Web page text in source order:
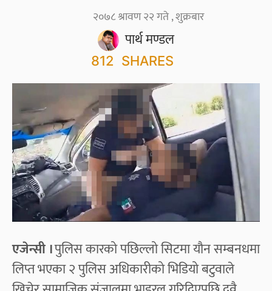
पार्थ मण्डल
२०७८ श्रावण २२ गते , शुक्रबार
812 SHARES
एजेन्सी ।पुलिस कारको पछिल्लो सिटमा यौन सम्बनधमा
लिप्त भएका २ पुलिस अधिकारीको भिडियो बटुवाले